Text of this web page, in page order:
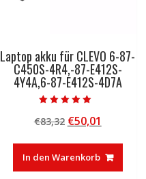
Laptop akku für CLEVO 6-87-
C450S-4R4,-87-E412S-
4Y4A,6-87-E412S-4D7A
5.00
von 5
€83,32 Ursprünglicher
war:
€83,32
€50,01
ist:
€50,01.
In den Warenkorb